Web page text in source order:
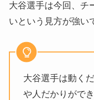
大谷選手は今回、チ
いという見方が強い
大谷選手は動く
や人だかりがで